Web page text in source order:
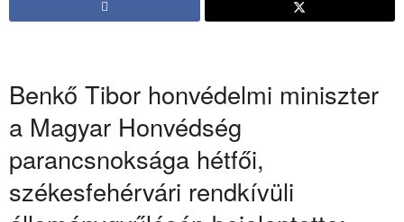
Benkő Tibor honvédelmi miniszter
a Magyar Honvédség
parancsnoksága hétfői,
székesfehérvári rendkívüli